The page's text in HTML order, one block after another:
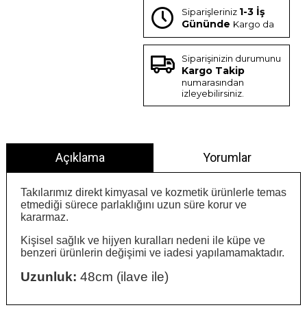
Siparişleriniz 1-3 İş
Gününde Kargo da
Siparişinizin durumunu
Kargo Takip
numarasından
izleyebilirsiniz.
Açıklama Yorumlar
Takılarımız direkt kimyasal ve kozmetik ürünlerle temas
etmediği sürece parlaklığını uzun süre korur ve
kararmaz.
Kişisel sağlık ve hijyen kuralları nedeni ile küpe ve
benzeri ürünlerin değişimi ve iadesi yapılamamaktadır.
Uzunluk: 48cm (ilave ile)